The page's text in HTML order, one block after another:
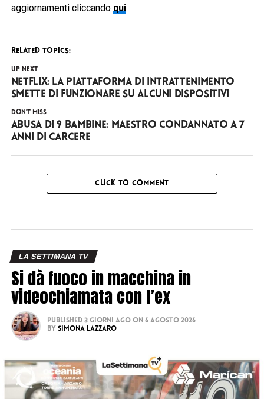
aggiornamenti cliccando qui
RELATED TOPICS:
UP NEXT
Netflix: la piattaforma di intrattenimento
smette di funzionare su alcuni dispositivi
DON'T MISS
Abusa di 9 bambine: maestro condannato a 7
anni di carcere
CLICK TO COMMENT
LA SETTIMANA TV
Si dà fuoco in macchina in
videochiamata con l’ex
Published 3 giorni ago on 6 Agosto 2026
By Simona Lazzaro